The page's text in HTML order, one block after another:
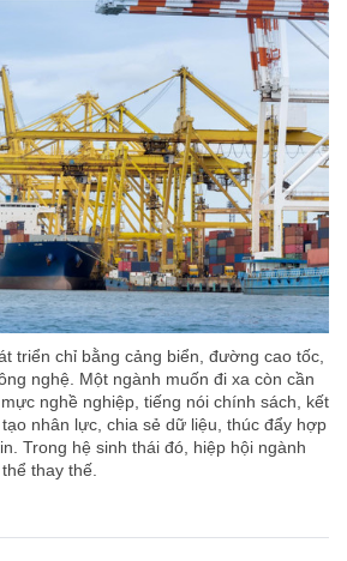
triển chỉ bằng cảng biển, đường cao tốc,
nghệ. Một ngành muốn đi xa còn cần
nghề nghiệp, tiếng nói chính sách, kết
nhân lực, chia sẻ dữ liệu, thúc đẩy hợp
Trong hệ sinh thái đó, hiệp hội ngành
thay thế.